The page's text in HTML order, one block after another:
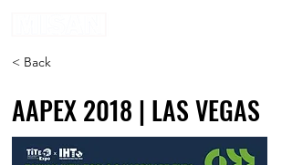
< Back
AAPEX 2018 | LAS VEGAS